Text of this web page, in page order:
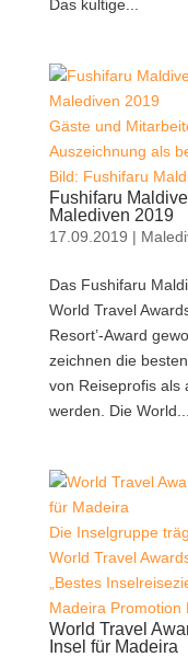
Das kultige...
Gäste und
Auszeichnung als
Bild: Fushifaru
Fushifaru
Malediven 2019
17.09.2019 |
Das Fushifaru
World Travel
Resort’-Award
zeichnen die
von Reiseprofis als
werden. Die World...
Die Inselgruppe
World Travel
„Bestes
Madeira Promotion
World Travel
Insel für Madeira